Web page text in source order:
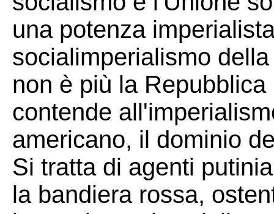
una potenza
socialimperialismo
non è più la
contende
americano, il dominio
Si tratta di agenti
la bandiera rossa,